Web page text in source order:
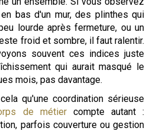
bas d'un mur, des plinthes qui
lourde après fermeture, ou un
froid et sombre, il faut ralentir.
souvent ces indices juste
qui aurait masqué le
mois, pas davantage.
qu'une coordination sérieuse
de métiercompte autant :
parfois couverture ou gestion